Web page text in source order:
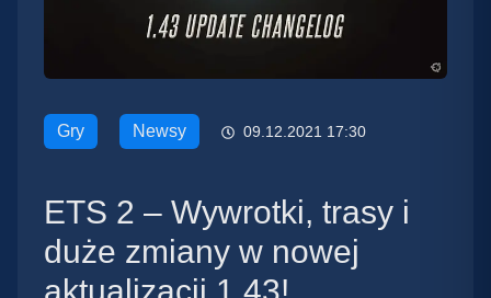
Gry Newsy 09.12.2021 17:30
ETS 2 – Wywrotki, trasy i
duże zmiany w nowej